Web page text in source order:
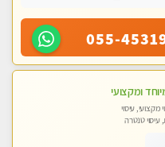
055-
ומקצועי
מקצועי, עיסוי
עיסוי טנטרה